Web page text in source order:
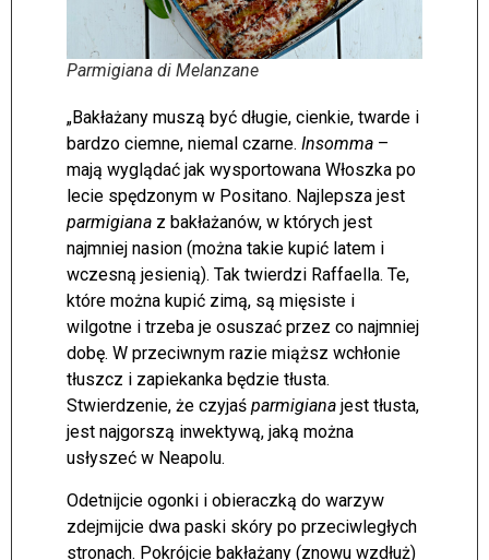
Parmigiana di Melanzane
„Bakłażany muszą być długie, cienkie, twarde i
bardzo ciemne, niemal czarne. Insomma –
mają wyglądać jak wysportowana Włoszka po
lecie spędzonym w Positano. Najlepsza jest
parmigiana z bakłażanów, w których jest
najmniej nasion (można takie kupić latem i
wczesną jesienią). Tak twierdzi Raffaella. Te,
które można kupić zimą, są mięsiste i
wilgotne i trzeba je osuszać przez co najmniej
dobę. W przeciwnym razie miąższ wchłonie
tłuszcz i zapiekanka będzie tłusta.
Stwierdzenie, że czyjaś parmigiana jest tłusta,
jest najgorszą inwektywą, jaką można
usłyszeć w Neapolu.
Odetnijcie ogonki i obieraczką do warzyw
zdejmijcie dwa paski skóry po przeciwległych
stronach. Pokrójcie bakłażany (znowu wzdłuż)